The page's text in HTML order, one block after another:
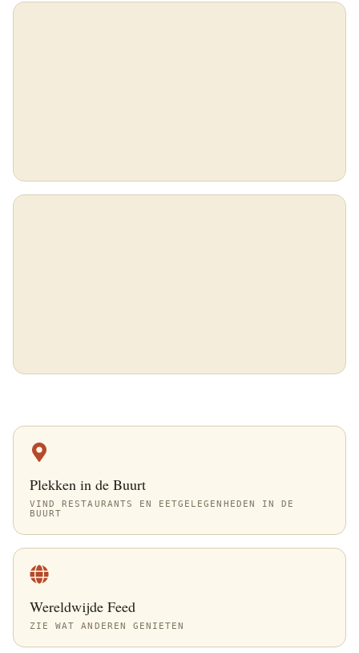
Plekken in de Buurt
VIND RESTAURANTS EN EETGELEGENHEDEN IN DE
BUURT
Wereldwijde Feed
ZIE WAT ANDEREN GENIETEN